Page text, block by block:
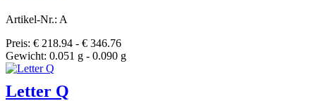
Artikel-Nr.: A
Preis: € 218.94 - € 346.76
Gewicht: 0.051 g - 0.090 g
Letter Q